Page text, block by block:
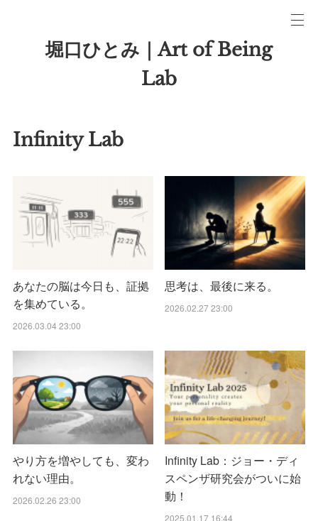
堀口ひとみ｜Art of Being
Lab
Infinity Lab
あなたの脳は今日も、証拠
を集めている。
2026.03.04 23:00
思考は、最後に来る。
2026.02.27 23:00
やり方を増やしても、変わ
れない理由。
2026.02.26 23:00
Infinity Lab：ジョー・ディ
スペンザ研究会がついに始
動！
2025.01.17 16:44